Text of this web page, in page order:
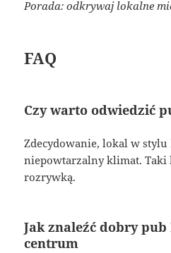
Porada: odkrywaj lokalne
FAQ
Czy warto odwiedzić
Zdecydowanie, lokal w stylu
niepowtarzalny klimat. Taki
rozrywką.
Jak znaleźć dobry pub
centrum